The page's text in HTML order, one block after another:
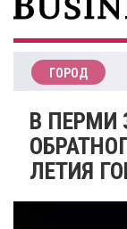
ГОРОД
​В ПЕРМИ
ЛЕТИЯ